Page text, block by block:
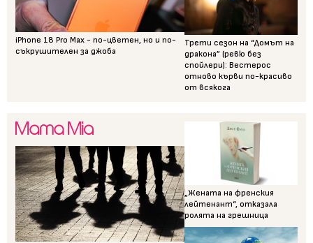
iPhone 18 Pro Max - по-цветен, но и по-
съкрушителен за джоба
Трети сезон на “Домът на
дракона” (ревю без
спойлери): Вестерос
отново кърви по-красиво
от всякога
„Жената на френския
лейтенант“, отказала
ролята на грешница